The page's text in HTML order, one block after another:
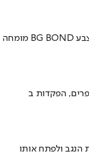
הנגב ולפתח אותו